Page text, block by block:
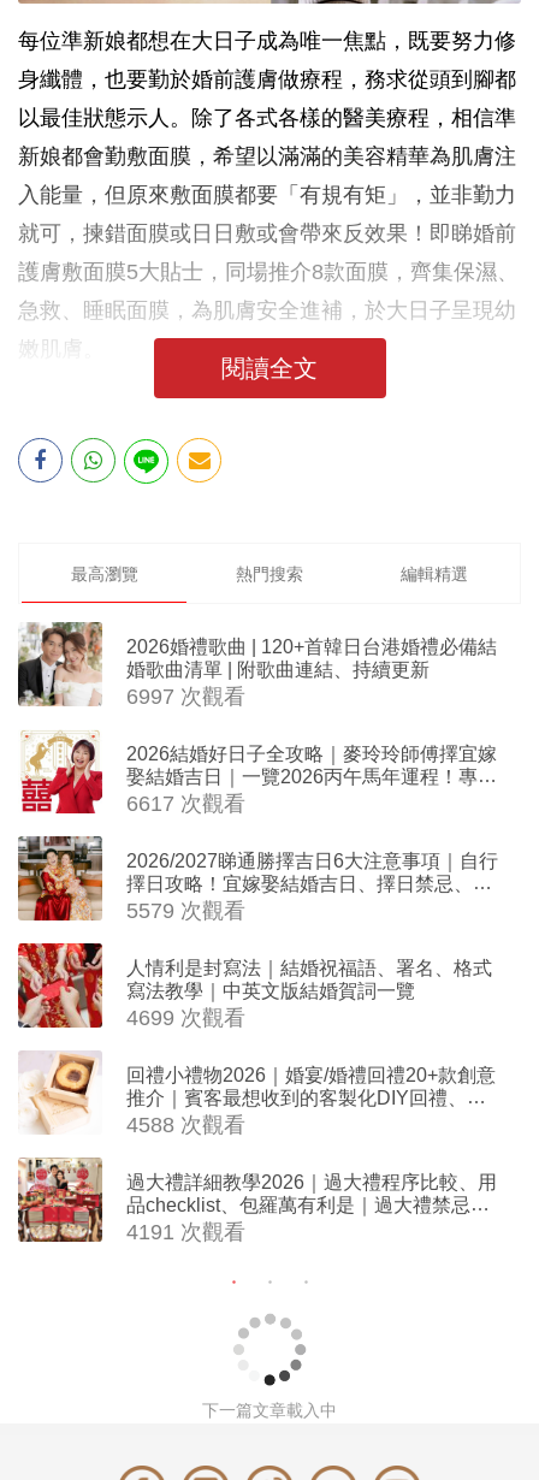
每位準新娘都想在大日子成為唯一焦點，既要努力修
身纖體，也要勤於婚前護膚做療程，務求從頭到腳都
以最佳狀態示人。除了各式各樣的醫美療程，相信準
新娘都會勤敷面膜，希望以滿滿的美容精華為肌膚注
入能量，但原來敷面膜都要「有規有矩」，並非勤力
就可，揀錯面膜或日日敷或會帶來反效果！即睇婚前
護膚敷面膜5大貼士，同場推介8款面膜，齊集保濕、
急救、睡眠面膜，為肌膚安全進補，於大日子呈現幼
嫩肌膚。
閱讀全文
最高瀏覽 熱門搜索 編輯精選
2026婚禮歌曲 | 120+首韓日台港婚禮必備結
婚歌曲清單 | 附歌曲連結、持續更新
6997 次觀看
2026結婚好日子全攻略｜麥玲玲師傅擇宜嫁
娶結婚吉日｜一覽2026丙午馬年運程！專業
擇日結婚+避開沖煞生肖指南
6617 次觀看
2026/2027睇通勝擇吉日6大注意事項｜自行
擇日攻略！宜嫁娶結婚吉日、擇日禁忌、相
沖生肖一覽
5579 次觀看
人情利是封寫法｜結婚祝福語、署名、格式
寫法教學｜中英文版結婚賀詞一覽
4699 次觀看
回禮小禮物2026｜婚宴/婚禮回禮20+款創意
推介｜賓客最想收到的客製化DIY回禮、姊
妹禮物（持續更新）
4588 次觀看
過大禮詳細教學2026｜過大禮程序比較、用
品checklist、包羅萬有利是｜過大禮禁忌及
吉祥說話
4191 次觀看
下一篇文章載入中